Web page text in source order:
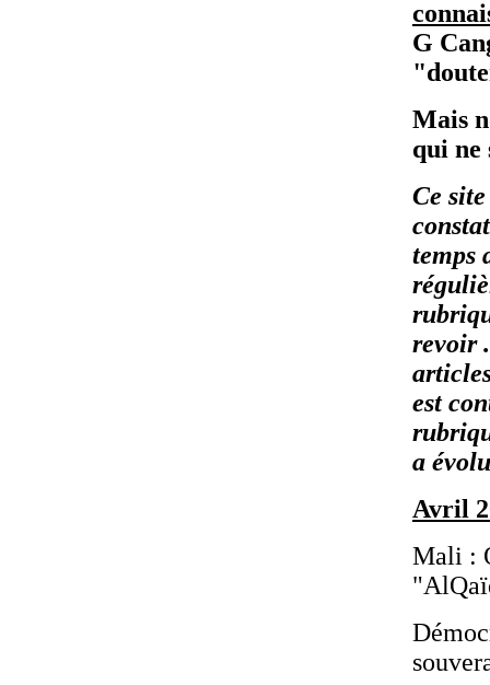
G
Mais
qui ne
Ce
temps
revoir
est
a
Avril
Mali :